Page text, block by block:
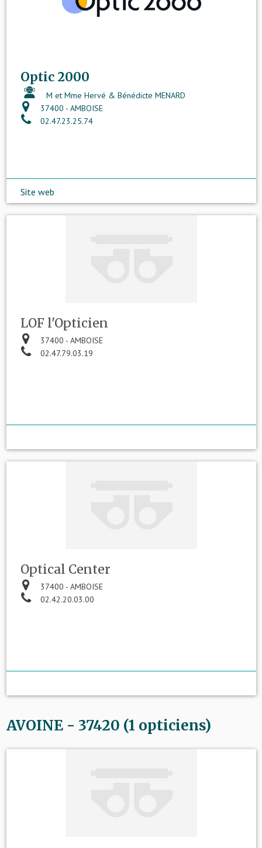
Optic 2000
M et Mme Hervé & Bénédicte MENARD
37400 - AMBOISE
02.47.23.25.74
Site web
LOF l'Opticien
37400 - AMBOISE
02.47.79.03.19
Optical Center
37400 - AMBOISE
02.42.20.03.00
AVOINE - 37420 (1 opticiens)